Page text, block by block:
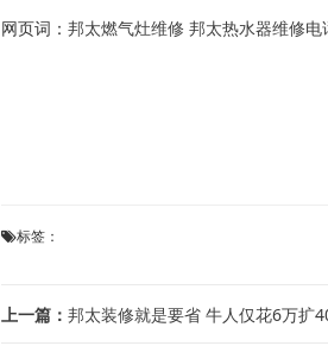
网页词： 邦太燃气灶维修 邦太热水器维修电
标签：
上一篇： 邦太装修就是要省 牛人仅花6万扩40平为两室两厅=邦